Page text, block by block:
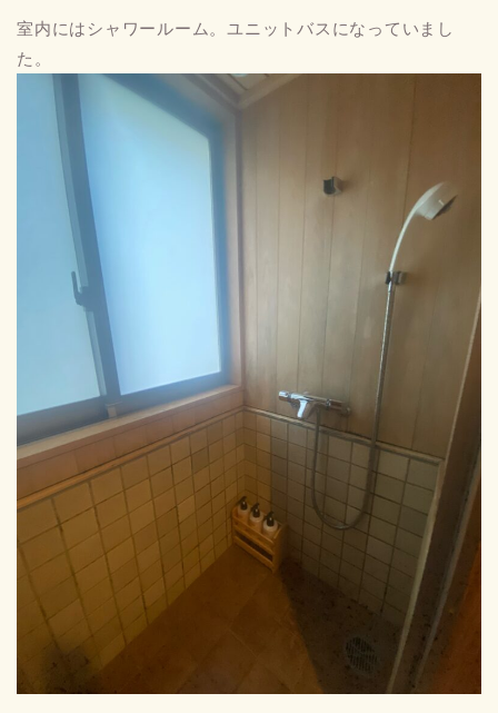
室内にはシャワールーム。ユニットバスになっていまし
た。